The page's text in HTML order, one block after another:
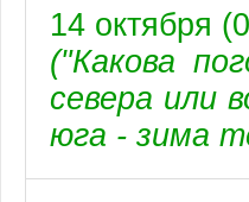
14 октября
("Какова
севера или
юга - зима